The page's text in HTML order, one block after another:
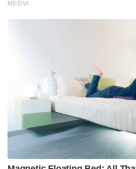
ചെയ്യാതെ നിന്നു. ഒടുവിൽ